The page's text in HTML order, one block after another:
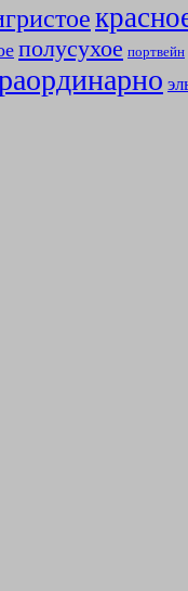
полусухое портвейн